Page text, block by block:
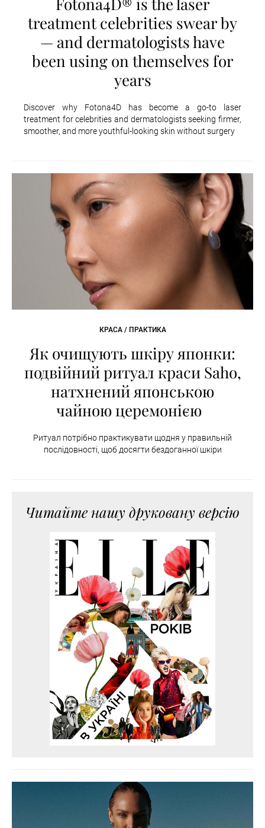
treatment celebrities swear by
— and dermatologists have
been using on themselves for
years
Discover why Fotona4D has become a go-to laser
treatment for celebrities and dermatologists seeking firmer,
smoother, and more youthful-looking skin without surgery
КРАСА / ПРАКТИКА
Як очищують шкіру японки:
подвійний ритуал краси Saho,
натхнений японською
чайною церемонією
Ритуал потрібно практикувати щодня у правильній
послідовності, щоб досягти бездоганної шкіри
Читайте нашу друковану версію